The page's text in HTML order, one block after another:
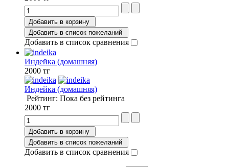
Добавить в корзину
Добавить в список пожеланий
Добавить в список сравнения
Индейка (домашняя)
2000 тг
Индейка (домашняя)
Рейтинг: Пока без рейтинга
2000 тг
Добавить в корзину
Добавить в список пожеланий
Добавить в список сравнения